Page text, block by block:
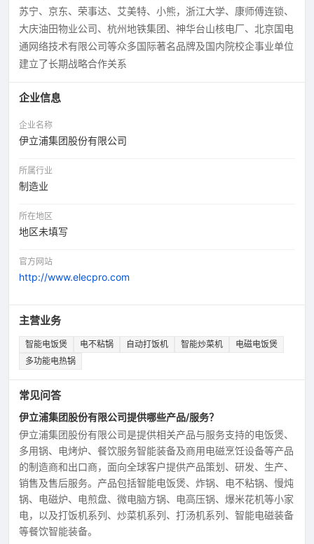
苏宁、京东、荣事达、艾美特、小熊，浙江大学、康师傅连锁、
大庆油田物业公司、杭州地铁集团、神华台山核电厂、北京国电
通网络技术有限公司等众多国际著名品牌及国内院校企事业单位
建立了长期战略合作关系
企业信息
企业名称
伊立浦集团股份有限公司
所属行业
制造业
所在地区
地区未填写
官方网站
http://www.elecpro.com
主营业务
智能电饭煲 电不粘锅 自动打饭机 智能炒菜机
电磁电饭煲
多功能电热锅
常见问答
伊立浦集团股份有限公司提供哪些产品/服务？
伊立浦集团股份有限公司是提供相关产品与服务支持的电饭煲、
多用锅、电烤炉、餐饮服务智能装备及商用电磁烹饪设备等产品
的制造商和出口商，面向全球客户提供产品策划、研发、生产、
销售及售后服务。产品包括智能电饭煲、炸锅、电不粘锅、慢炖
锅、电磁炉、电煎盘、微电脑方锅、电高压锅、爆米花机等小家
电，以及打饭机系列、炒菜机系列、打汤机系列、智能电磁装备
等餐饮智能装备。